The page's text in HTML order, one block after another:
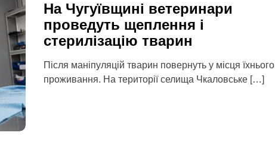
На Чугуївщині ветеринари
проведуть щеплення і
стерилізацію тварин
Після маніпуляцій тварин повернуть у місця їхнього
проживання. На території селища Чкаловське […]